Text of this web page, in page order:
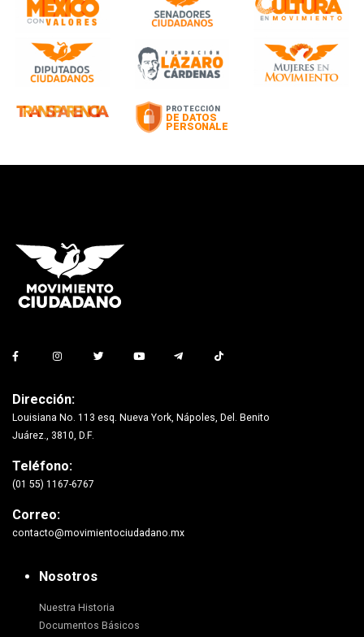
Dirección:
Louisiana No. 113 esq. Nueva York, Nápoles, Del. Benito
Juárez., 3810, D.F.
Teléfono:
(01 55) 1167-6767
Correo:
contacto@movimientociudadano.mx
Nosotros
Nuestra Historia
Documentos Básicos